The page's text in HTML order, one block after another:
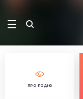
ПРО ПОДІЮ